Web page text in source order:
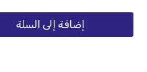
إضافة إلى السلة